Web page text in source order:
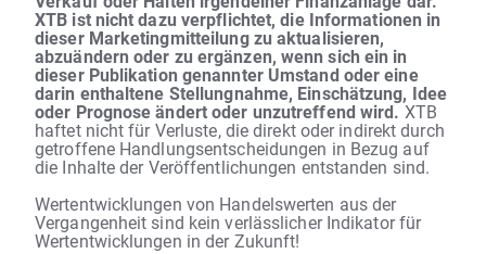
XTB ist nicht dazu verpflichtet, die Informationen in
dieser Marketingmitteilung zu aktualisieren,
abzuändern oder zu ergänzen, wenn sich ein in
dieser Publikation genannter Umstand oder eine
darin enthaltene Stellungnahme, Einschätzung, Idee
oder Prognose ändert oder unzutreffend wird. XTB
haftet nicht für Verluste, die direkt oder indirekt durch
getroffene Handlungsentscheidungen in Bezug auf
die Inhalte der Veröffentlichungen entstanden sind.
Wertentwicklungen von Handelswerten aus der
Vergangenheit sind kein verlässlicher Indikator für
Wertentwicklungen in der Zukunft!